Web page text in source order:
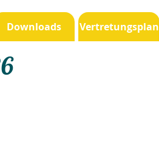
Downloads Vertretungsplan